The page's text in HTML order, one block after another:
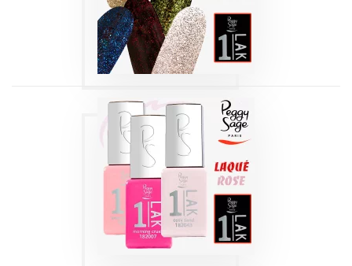
Produits
1-LAK 3-EN-1 SÉRIE
| LAQUÉ ROSE 5
ML
Produits